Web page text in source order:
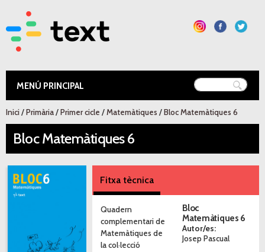
contingut
Text Educació
Esteu aquí
Inici/Primària/Primer cicle /Matemàtiques /Bloc Matemàtiques 6
Bloc Matemàtiques 6
Fitxa tècnica
Quadern
complementari de
Matemàtiques de
la col·lecció
Bloc
Matemàtiques 6
Autor/es:
Josep Pascual